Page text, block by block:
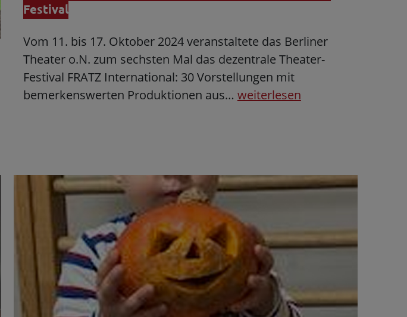
Festival
Vom 11. bis 17. Oktober 2024 veranstaltete das Berliner
Theater o.N. zum sechsten Mal das dezentrale Theater-
Festival FRATZ International: 30 Vorstellungen mit
bemerkenswerten Produktionen aus… weiterlesen